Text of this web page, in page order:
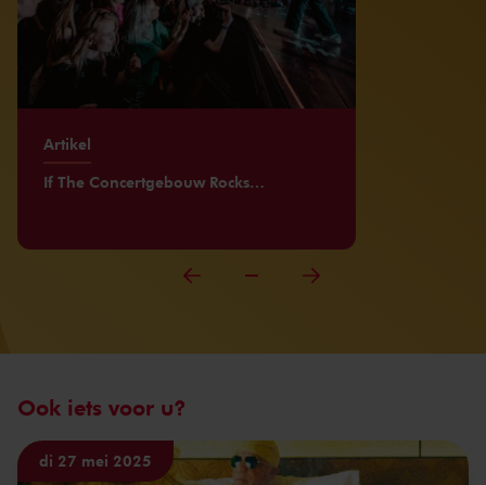
Artikel
If The Concertgebouw Rocks…
Ook iets voor u?
di 27 mei 2025